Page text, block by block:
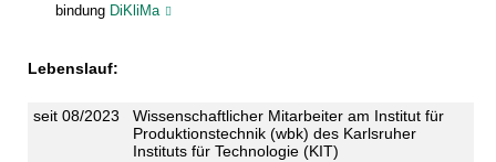
bindung DiKliMa
Lebenslauf:
seit 08/2023
Wissenschaftlicher Mitarbeiter am Institut für
Produktionstechnik (wbk) des Karlsruher
Instituts für Technologie (KIT)